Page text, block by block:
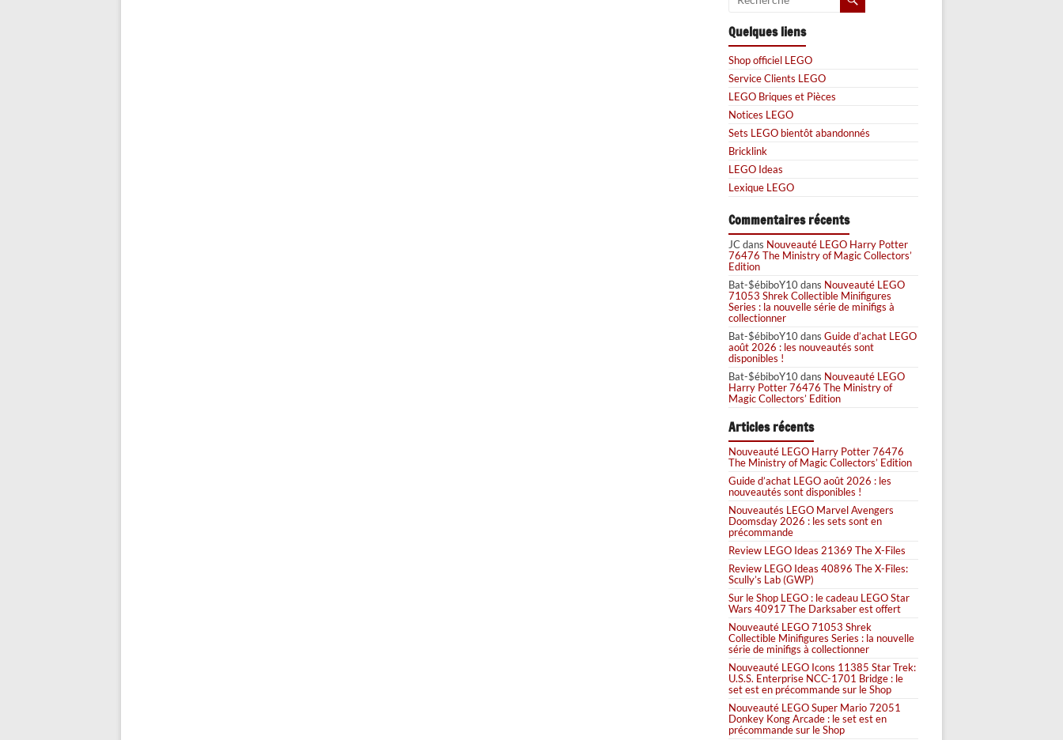
Quelques liens
Shop officiel LEGO
Service Clients LEGO
LEGO Briques et Pièces
Notices LEGO
Sets LEGO bientôt abandonnés
Bricklink
LEGO Ideas
Lexique LEGO
Commentaires récents
JCdans Nouveauté LEGO Harry Potter
76476 The Ministry of Magic Collectors’
Edition
Bat-$ébiboY10dans Nouveauté LEGO
71053 Shrek Collectible Minifigures
Series : la nouvelle série de minifigs à
collectionner
Bat-$ébiboY10dans Guide d’achat LEGO
août 2026 : les nouveautés sont
disponibles !
Bat-$ébiboY10dans Nouveauté LEGO
Harry Potter 76476 The Ministry of
Magic Collectors’ Edition
Articles récents
Nouveauté LEGO Harry Potter 76476
The Ministry of Magic Collectors’ Edition
Guide d’achat LEGO août 2026 : les
nouveautés sont disponibles !
Nouveautés LEGO Marvel Avengers
Doomsday 2026 : les sets sont en
précommande
Review LEGO Ideas 21369 The X-Files
Review LEGO Ideas 40896 The X-Files:
Scully’s Lab (GWP)
Sur le Shop LEGO : le cadeau LEGO Star
Wars 40917 The Darksaber est offert
Nouveauté LEGO 71053 Shrek
Collectible Minifigures Series : la nouvelle
série de minifigs à collectionner
Nouveauté LEGO Icons 11385 Star Trek:
U.S.S. Enterprise NCC-1701 Bridge : le
set est en précommande sur le Shop
Nouveauté LEGO Super Mario 72051
Donkey Kong Arcade : le set est en
précommande sur le Shop